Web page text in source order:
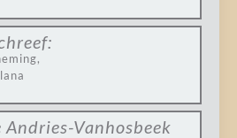
Andries-Vanhosbeek